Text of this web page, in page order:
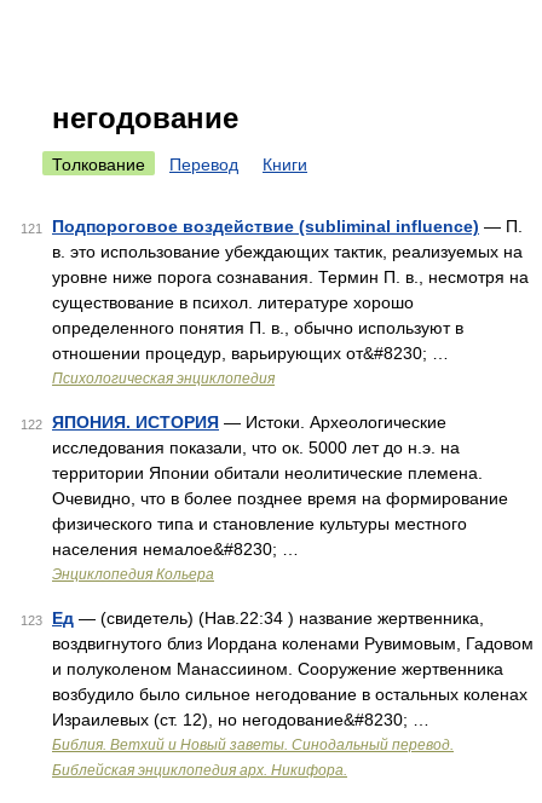
негодование
Толкование Перевод Книги
121 Подпороговое воздействие (subliminal influence) — П.
в. это использование убеждающих тактик, реализуемых на
уровне ниже порога сознавания. Термин П. в., несмотря на
существование в психол. литературе хорошо
определенного понятия П. в., обычно используют в
отношении процедур, варьирующих от&#8230; …
Психологическая энциклопедия
122 ЯПОНИЯ. ИСТОРИЯ — Истоки. Археологические
исследования показали, что ок. 5000 лет до н.э. на
территории Японии обитали неолитические племена.
Очевидно, что в более позднее время на формирование
физического типа и становление культуры местного
населения немалое&#8230; …
Энциклопедия Кольера
123 Ед — (свидетель) (Нав.22:34 ) название жертвенника,
воздвигнутого близ Иордана коленами Рувимовым, Гадовом
и полуколеном Манассиином. Сооружение жертвенника
возбудило было сильное негодование в остальных коленах
Израилевых (ст. 12), но негодование&#8230; …
Библия. Ветхий и Новый заветы. Синодальный перевод.
Библейская энциклопедия арх. Никифора.